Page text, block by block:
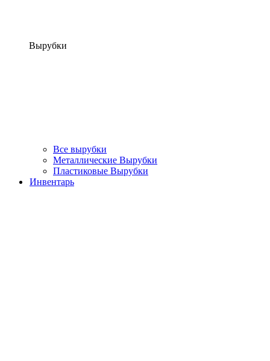
Вырубки
Все вырубки
Металлические Вырубки
Пластиковые Вырубки
Инвентарь